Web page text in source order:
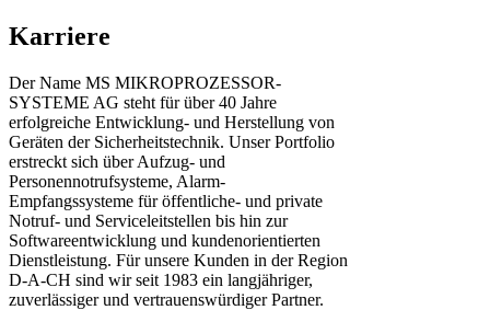
Karriere
Der Name MS MIKROPROZESSOR-
SYSTEME AG steht für über 40 Jahre
erfolgreiche Entwicklung- und Herstellung von
Geräten der Sicherheitstechnik. Unser Portfolio
erstreckt sich über Aufzug- und
Personennotrufsysteme, Alarm-
Empfangssysteme für öffentliche- und private
Notruf- und Serviceleitstellen bis hin zur
Softwareentwicklung und kundenorientierten
Dienstleistung. Für unsere Kunden in der Region
D-A-CH sind wir seit 1983 ein langjähriger,
zuverlässiger und vertrauenswürdiger Partner.